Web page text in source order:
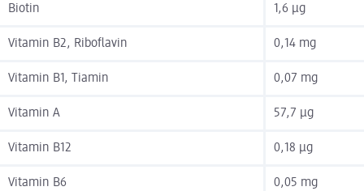
Biotin 1,6 µg
Vitamin B2, Riboflavin 0,14 mg
Vitamin B1, Tiamin 0,07 mg
Vitamin A 57,7 µg
Vitamin B12 0,18 µg
Vitamin B6 0,05 mg